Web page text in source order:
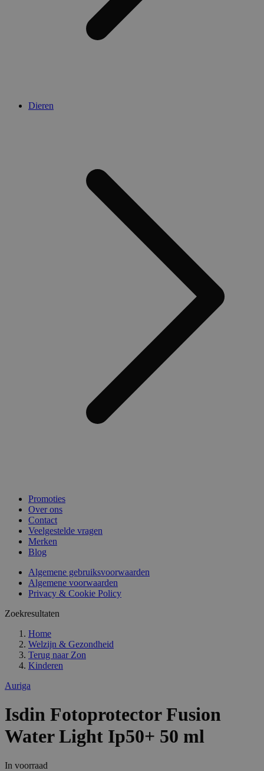
Dieren
Promoties
Over ons
Contact
Veelgestelde vragen
Merken
Blog
Algemene gebruiksvoorwaarden
Algemene voorwaarden
Privacy & Cookie Policy
Zoekresultaten
Home
Welzijn & Gezondheid
Terug naar Zon
Kinderen
Auriga
Isdin Fotoprotector Fusion
Water Light Ip50+ 50 ml
In voorraad